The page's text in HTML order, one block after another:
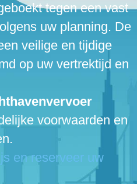
tegen een vast
uw planning. De
veilige en tijdige
op uw vertrektijd en
voorwaarden en
en reserveer uw